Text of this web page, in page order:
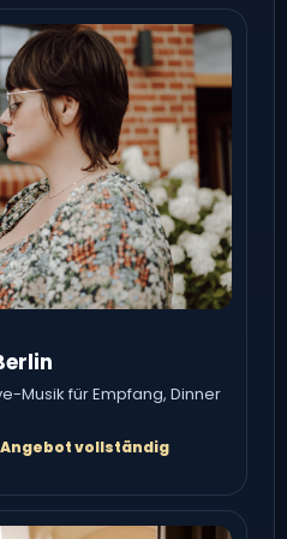
Musik für Empfang, Dinner
Angebot vollständig